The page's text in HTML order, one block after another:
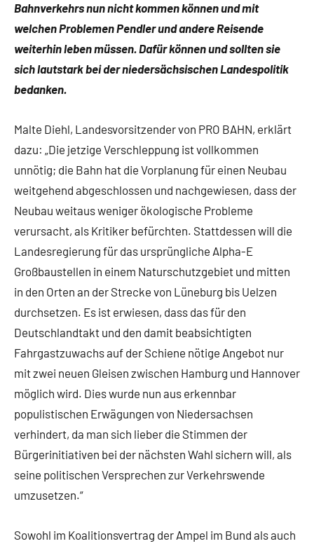
Bahnverkehrs nun nicht kommen können und mit
welchen Problemen Pendler und andere Reisende
weiterhin leben müssen. Dafür können und sollten sie
sich lautstark bei der niedersächsischen Landespolitik
bedanken.
Malte Diehl, Landesvorsitzender von PRO BAHN, erklärt
dazu: „Die jetzige Verschleppung ist vollkommen
unnötig; die Bahn hat die Vorplanung für einen Neubau
weitgehend abgeschlossen und nachgewiesen, dass der
Neubau weitaus weniger ökologische Probleme
verursacht, als Kritiker befürchten. Stattdessen will die
Landesregierung für das ursprüngliche Alpha-E
Großbaustellen in einem Naturschutzgebiet und mitten
in den Orten an der Strecke von Lüneburg bis Uelzen
durchsetzen. Es ist erwiesen, dass das für den
Deutschlandtakt und den damit beabsichtigten
Fahrgastzuwachs auf der Schiene nötige Angebot nur
mit zwei neuen Gleisen zwischen Hamburg und Hannover
möglich wird. Dies wurde nun aus erkennbar
populistischen Erwägungen von Niedersachsen
verhindert, da man sich lieber die Stimmen der
Bürgerinitiativen bei der nächsten Wahl sichern will, als
seine politischen Versprechen zur Verkehrswende
umzusetzen.“
Sowohl im Koalitionsvertrag der Ampel im Bund als auch